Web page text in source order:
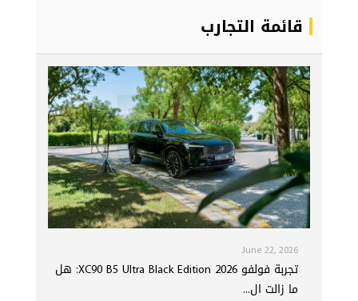
قائمة التجارب
June 22, 2026
تجربة فولفو XC90 B5 Ultra Black Edition 2026: هل
ما زالت ال...